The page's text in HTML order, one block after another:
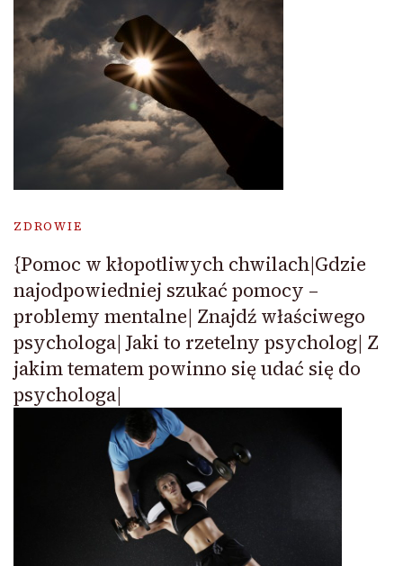
ZDROWIE
{Pomoc w kłopotliwych chwilach|Gdzie
najodpowiedniej szukać pomocy –
problemy mentalne| Znajdź właściwego
psychologa| Jaki to rzetelny psycholog| Z
jakim tematem powinno się udać się do
psychologa|